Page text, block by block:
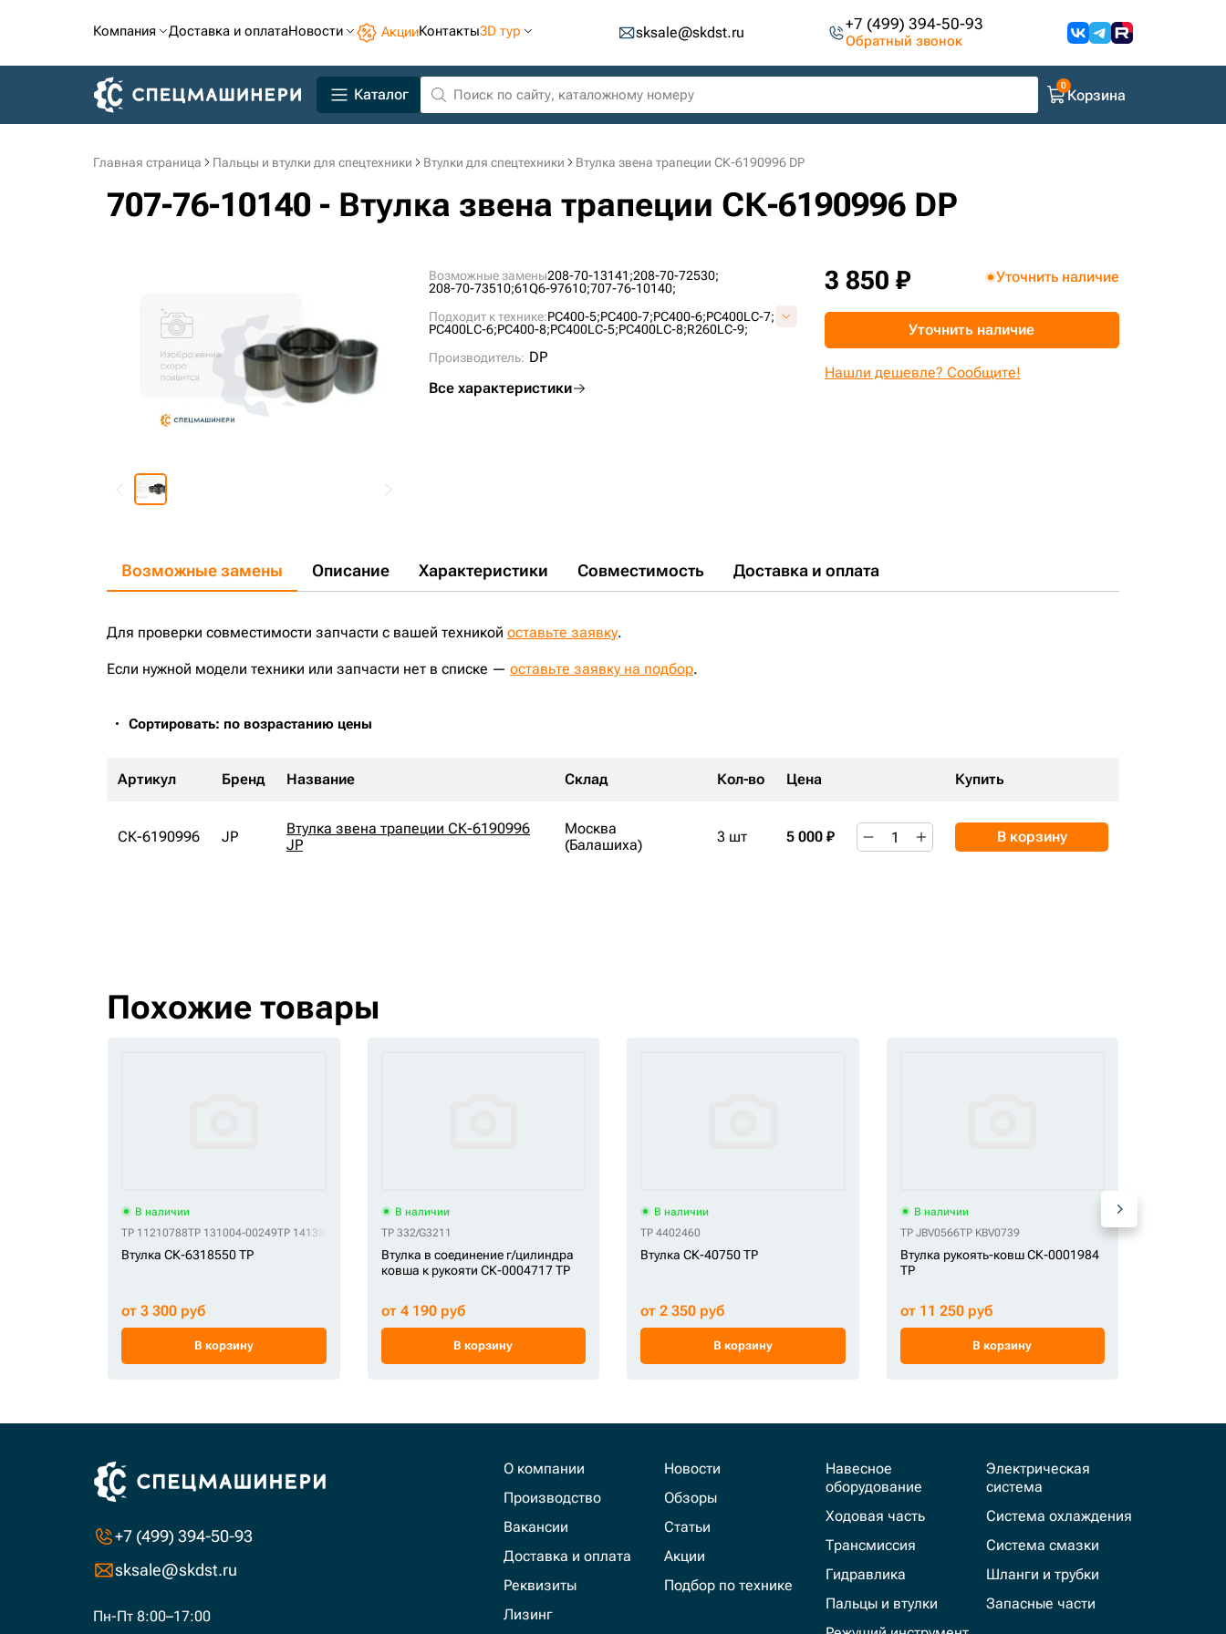
Компания Доставка и оплатаНовости АкцииКонтакты3D тур sksale@skdst.ru +7 (499) 394-50-93
Обратный звонок
Каталог Корзина
Главная страница Пальцы и втулки для спецтехники Втулки для спецтехники Втулка звена трапеции СК-6190996 DP
707-76-10140 - Втулка звена трапеции СК-6190996 DP
Возможные замены208-70-13141;208-70-72530;
208-70-73510;61Q6-97610;707-76-10140;
Подходит к технике:PC400-5;PC400-7;PC400-6;PC400LC-7;
PC400LC-6;PC400-8;PC400LC-5;PC400LC-8;R260LC-9;
Производитель: DP
Все характеристики
3 850 ₽ Уточнить наличие
Уточнить наличие
Нашли дешевле? Сообщите!
Возможные замены Описание Характеристики Совместимость Доставка и оплата
Для проверки совместимости запчасти с вашей техникой оставьте заявку.
Если нужной модели техники или запчасти нет в списке — оставьте заявку на подбор.
Сортировать: по возрастанию цены
Артикул Бренд Название Склад Кол-во Цена Купить
СК-6190996 JP
Втулка звена трапеции СК-6190996
JP
Москва
(Балашиха)
3 шт 5 000 ₽ В корзину
Похожие товары
В наличии
TP 11210788TP 131004-00249TP 1413806 TP 141-3806TP 14512697 TP 160535A1TP 1633749 TP 228-5614TP 2291096TP 229-1096
Втулка СК-6318550 TP
от 3 300 руб
В корзину
В наличии
TP 332/G3211
Втулка в соединение г/цилиндра
ковша к рукояти СК-0004717 TP
от 4 190 руб
В корзину
В наличии
TP 4402460
Втулка СК-40750 TP
от 2 350 руб
В корзину
В наличии
TP JBV0566TP KBV0739
Втулка рукоять-ковш СК-0001984
TP
от 11 250 руб
В корзину
+7 (499) 394-50-93
sksale@skdst.ru
Пн-Пт 8:00–17:00
О компании
Производство
Вакансии
Доставка и оплата
Реквизиты
Лизинг
Новости
Обзоры
Статьи
Акции
Подбор по технике
Навесное
оборудование
Ходовая часть
Трансмиссия
Гидравлика
Пальцы и втулки
Электрическая
система
Система охлаждения
Система смазки
Шланги и трубки
Запасные части